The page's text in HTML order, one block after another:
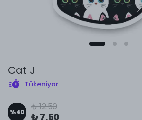
Cat J
Tükeniyor
%40 ₺ 12.50
₺ 7.50